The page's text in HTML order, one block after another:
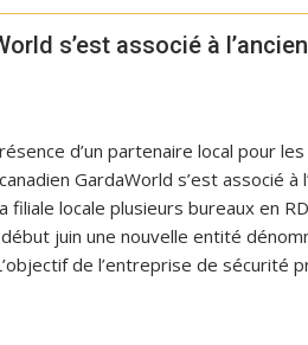
s’est associé à
d’un partenaire local pour
GardaWorld s’est associé à
filiale locale plusieurs bureaux en
juin une nouvelle entité
de l’entreprise de sécurité